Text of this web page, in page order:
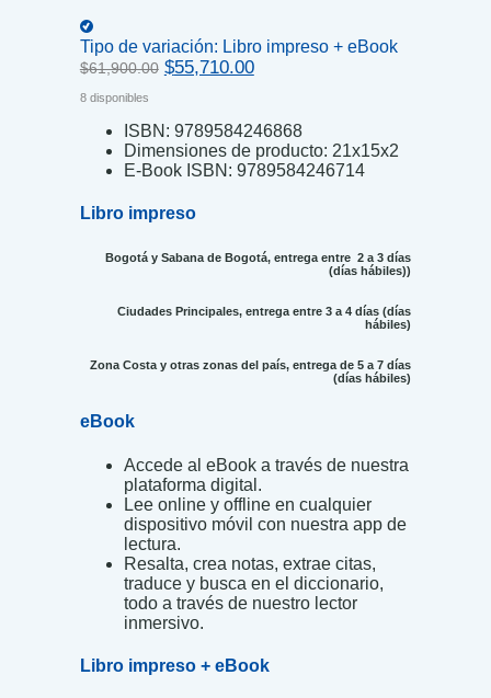
Tipo de variación: Libro impreso + eBook
$61,900.00 Original
$61,900.00.
$55,710.00Current
$55,710.00.
8 disponibles
ISBN: 9789584246868
Dimensiones de producto: 21x15x2
E-Book ISBN: 9789584246714
Libro impreso
Bogotá y Sabana de Bogotá, entrega entre 2 a 3 días
(días hábiles))
Ciudades Principales, entrega entre 3 a 4 días (días
hábiles)
Zona Costa y otras zonas del país, entrega de 5 a 7 días
(días hábiles)
eBook
Accede al eBook a través de nuestra
plataforma digital.
Lee online y offline en cualquier
dispositivo móvil con nuestra app de
lectura.
Resalta, crea notas, extrae citas,
traduce y busca en el diccionario,
todo a través de nuestro lector
inmersivo.
Libro impreso + eBook